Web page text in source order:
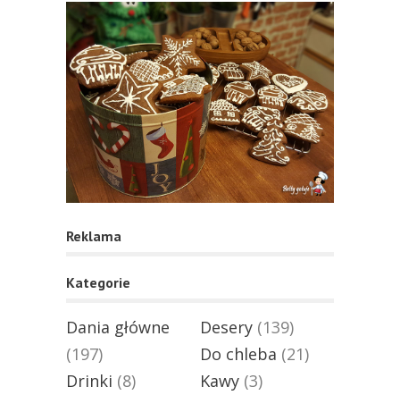
Reklama
Kategorie
Dania główne
(197)
Desery (139)
Do chleba (21)
Drinki (8) Kawy (3)